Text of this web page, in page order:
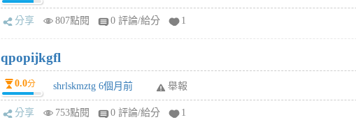
分享 807點閱 0 評論/給分 1
qpopijkgfl
0.0分 shrlskmztg 6個月前 舉報
分享 753點閱 0 評論/給分 1